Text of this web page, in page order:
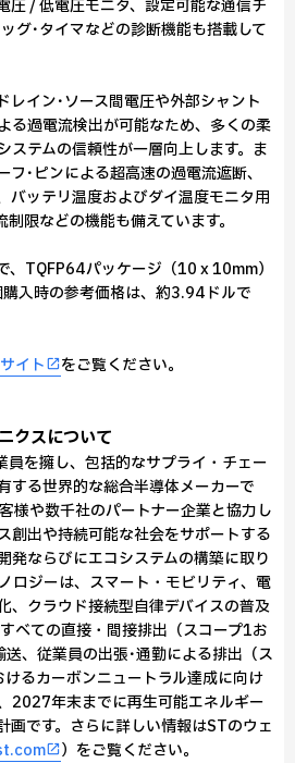
圧 / 低電圧モニタ、設定可能な通信チ
グ･タイマなどの診断機能も搭載して
レイン･ソース間電圧や外部シャント
る過電流検出が可能なため、多くの柔
ステムの信頼性が一層向上します。ま
･ピンによる超高速の過電流遮断、
バッテリ温度およびダイ温度モニタ用
限などの機能も備えています。
、TQFP64パッケージ（10 x 10mm）
入時の参考価格は、約3.94ドルで
イト をご覧ください。
クスについて
を擁し、包括的なサプライ・チェー
する世界的な総合半導体メーカーで
様や数千社のパートナー企業と協力し
創出や持続可能な社会をサポートする
発ならびにエコシステムの構築に取り
ロジーは、スマート・モビリティ、電
、クラウド接続型自律デバイスの普及
べての直接・間接排出（スコープ1お
、従業員の出張･通勤による排出（ス
るカーボンニュートラル達成に向け
2027年末までに再生可能エネルギー
です。さらに詳しい情報はSTのウェ
）をご覧ください。